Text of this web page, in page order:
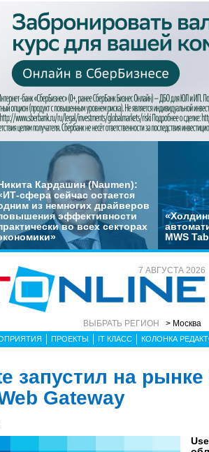
Кардашин (Naumen):
сфера сейчас остается
из немногих драйверов
эффективности
во всех секторах
MWS
7 АВГУСТА 2026
ВЫБРАТЬ РЕГИОН > Москва
ПРОЕКТЫ IT КЛАСС КОЛОНКА
запустил на
Gateway